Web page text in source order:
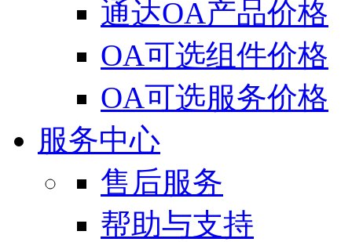
通达OA产品价格
OA可选组件价格
OA可选服务价格
服务中心
售后服务
帮助与支持